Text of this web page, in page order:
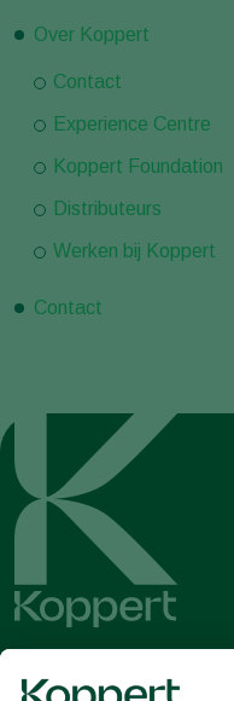
Over Koppert
Contact
Experience Centre
Koppert Foundation
Distributeurs
Werken bij Koppert
Contact